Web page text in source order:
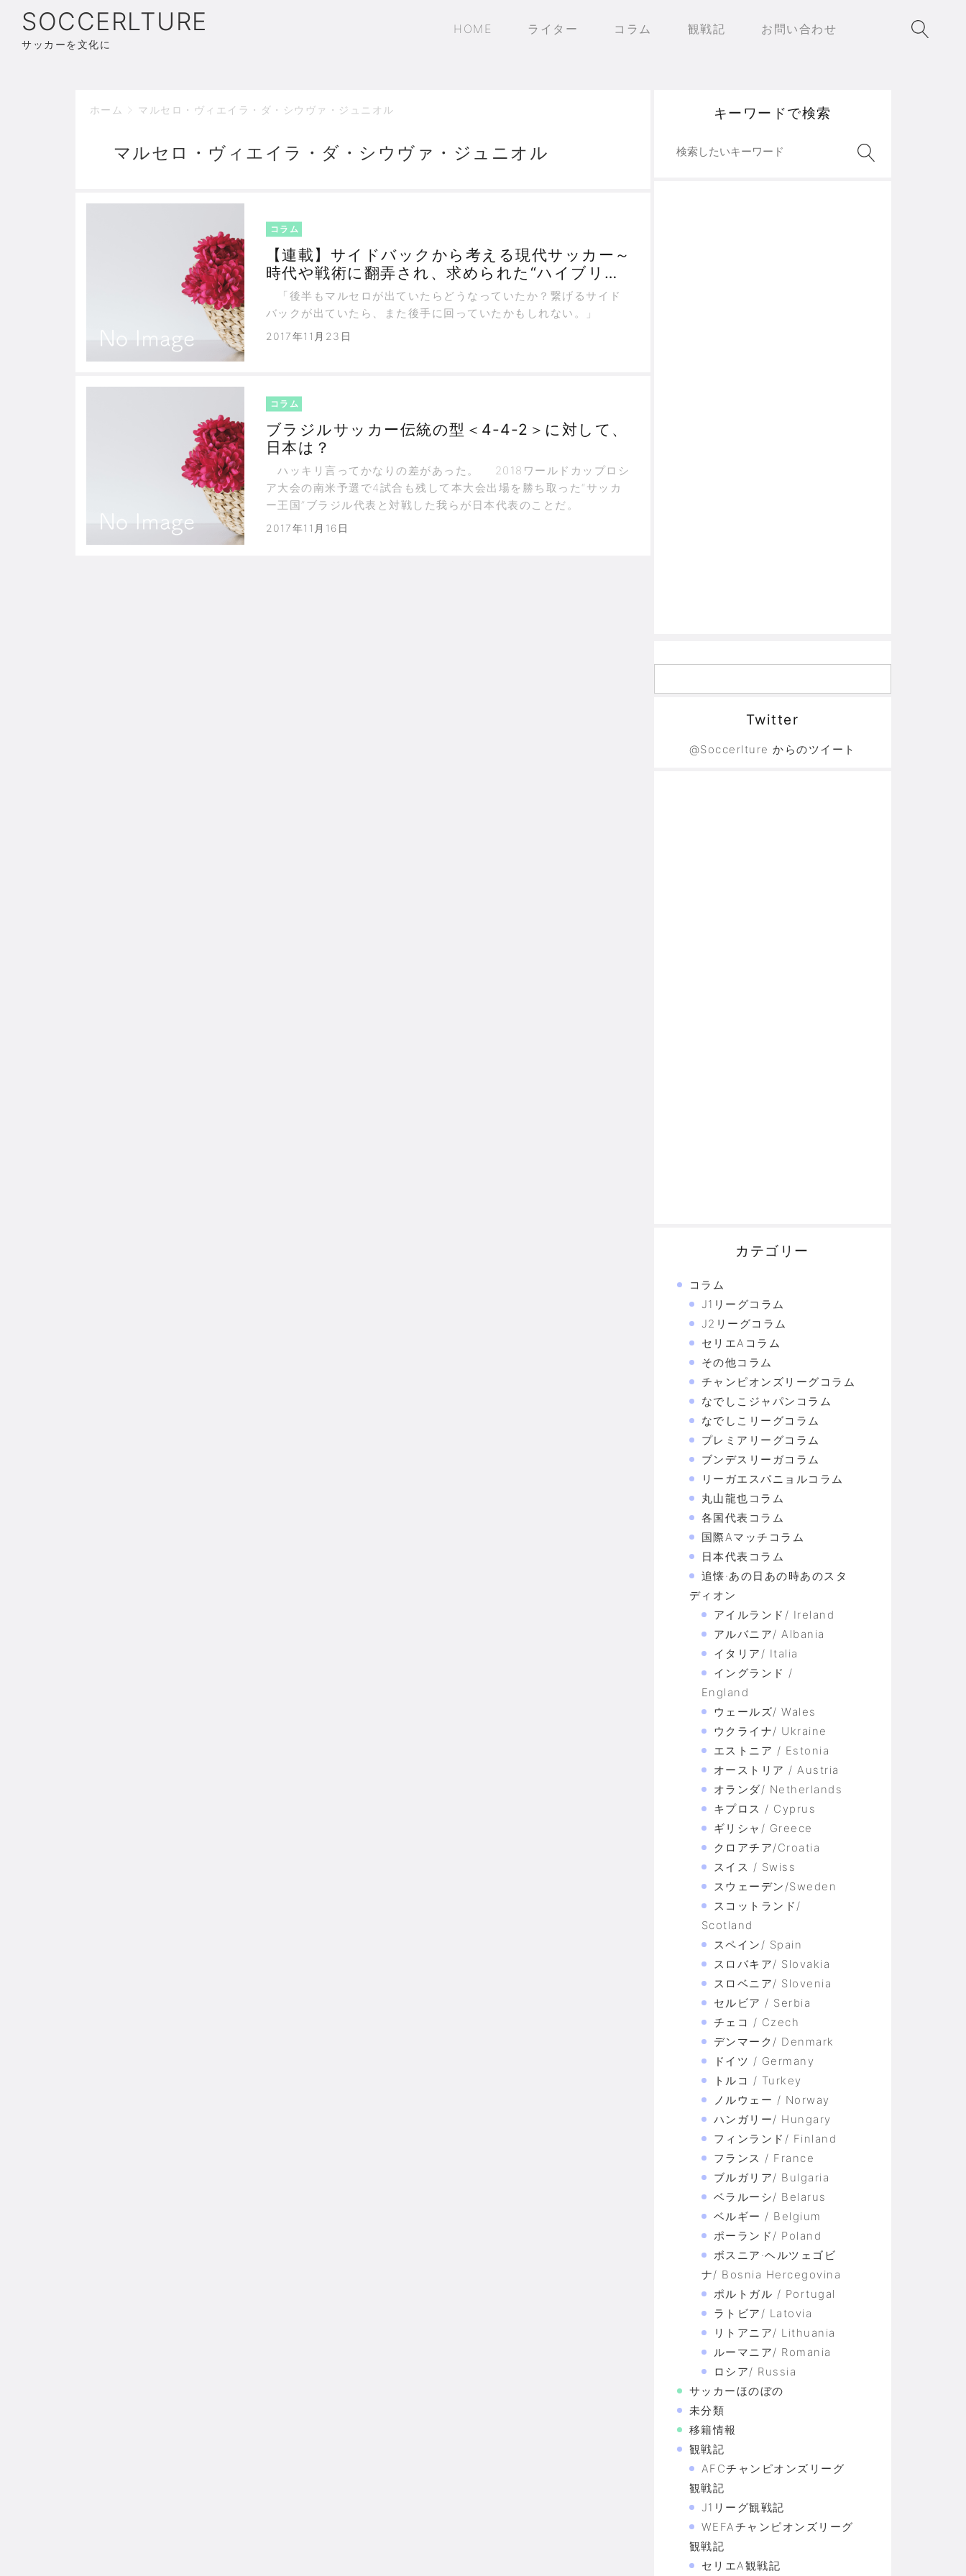
SOCCERLTURE
サッカーを文化に
HOME ライター コラム 観戦記 お問い合わせ
ホーム マルセロ・ヴィエイラ・ダ・シウヴァ・ジュニオル
マルセロ・ヴィエイラ・ダ・シウヴァ・ジュニオル
コラム
【連載】サイドバックから考える現代サッカー～
時代や戦術に翻弄され、求められた“ハイブリッ
ド化”
「後半もマルセロが出ていたらどうなっていたか？繋げるサイド
バックが出ていたら、また後手に回っていたかもしれない。」
2017年11月23日
コラム
ブラジルサッカー伝統の型＜4-4-2＞に対して、
日本は？
ハッキリ言ってかなりの差があった。 2018ワールドカップロシ
ア大会の南米予選で4試合も残して本大会出場を勝ち取った“サッカ
ー王国”ブラジル代表と対戦した我らが日本代表のことだ。
2017年11月16日
キーワードで検索
Twitter
@Soccerlture からのツイート
カテゴリー
コラム
J1リーグコラム
J2リーグコラム
セリエAコラム
その他コラム
チャンピオンズリーグコラム
なでしこジャパンコラム
なでしこリーグコラム
プレミアリーグコラム
ブンデスリーガコラム
リーガエスパニョルコラム
丸山龍也コラム
各国代表コラム
国際Aマッチコラム
日本代表コラム
追懐·あの日あの時あのスタ
ディオン
アイルランド/ Ireland
アルバニア/ Albania
イタリア/ Italia
イングランド /
England
ウェールズ/ Wales
ウクライナ/ Ukraine
エストニア / Estonia
オーストリア / Austria
オランダ/ Netherlands
キプロス / Cyprus
ギリシャ/ Greece
クロアチア/Croatia
スイス / Swiss
スウェーデン/Sweden
スコットランド/
Scotland
スペイン/ Spain
スロバキア/ Slovakia
スロベニア/ Slovenia
セルビア / Serbia
チェコ / Czech
デンマーク/ Denmark
ドイツ / Germany
トルコ / Turkey
ノルウェー / Norway
ハンガリー/ Hungary
フィンランド/ Finland
フランス / France
ブルガリア/ Bulgaria
ベラルーシ/ Belarus
ベルギー / Belgium
ポーランド/ Poland
ボスニア·ヘルツェゴビ
ナ/ Bosnia Hercegovina
ポルトガル / Portugal
ラトビア/ Latovia
リトアニア/ Lithuania
ルーマニア/ Romania
ロシア/ Russia
サッカーほのぼの
未分類
移籍情報
観戦記
AFCチャンピオンズリーグ
観戦記
J1リーグ観戦記
WEFAチャンピオンズリーグ
観戦記
セリエA観戦記